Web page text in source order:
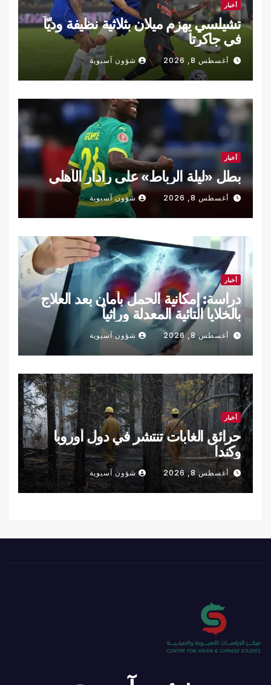
أخبار
تشيلسي يهزم ميلان بثلاثية نظيفة وديّاً
في جاكرتا
أغسطس 8, 2026 شؤون آسيوية
أخبار
بطل «ليلة الرباط» على رادار الأهلي
أغسطس 8, 2026 شؤون آسيوية
أخبار
دراسة: إمكانية الحمل بأمان بعد العلاج
بالخلايا التائية المعدلة وراثياً
أغسطس 8, 2026 شؤون آسيوية
أخبار
حرائق الغابات تنتشر في دول أوروبا
وكندا
أغسطس 8, 2026 شؤون آسيوية